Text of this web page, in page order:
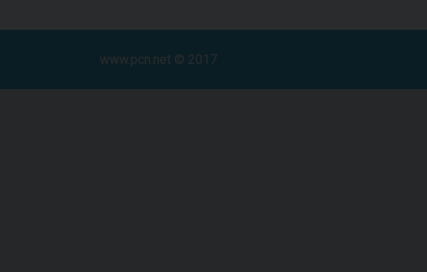
www.pcn.net © 2017